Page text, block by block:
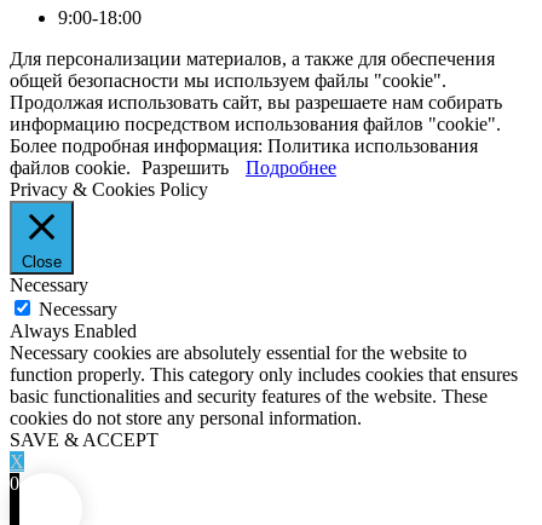
9:00-18:00
Для персонализации материалов, а также для обеспечения
общей безопасности мы используем файлы "cookie".
Продолжая использовать сайт, вы разрешаете нам собирать
информацию посредством использования файлов "cookie".
Более подробная информация: Политика использования
файлов cookie. Разрешить
Подробнее
Privacy & Cookies Policy
Close
Necessary
Necessary
Always Enabled
Necessary cookies are absolutely essential for the website to
function properly. This category only includes cookies that ensures
basic functionalities and security features of the website. These
cookies do not store any personal information.
SAVE & ACCEPT
X
0